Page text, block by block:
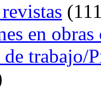
en
trabajo/